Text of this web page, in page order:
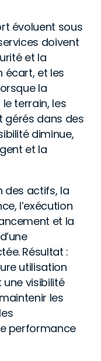
évoluent sous
doivent
et la
écart, et les
la
terrain, les
gérés dans des
diminue,
et la
des actifs, la
l’exécution
et la
Résultat :
utilisation
visibilité
les
performance